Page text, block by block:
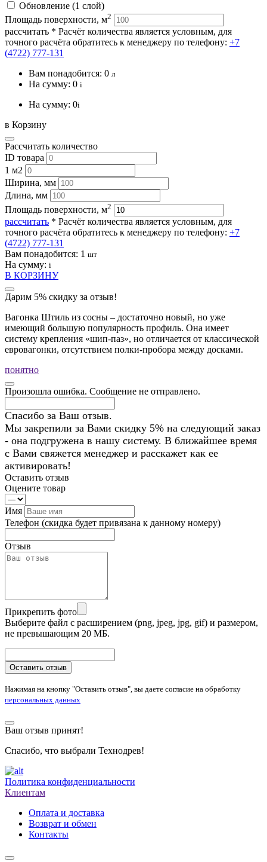
Обновление (1 слой)
Площадь поверхности, м2
рассчитать * Расчёт количества является условным, для
точного расчёта обратитесь к менеджеру по телефону: +7
(4722) 777-131
Вам понадобится: 0 л
На сумму: 0 i
На сумму: 0i
в Корзину
Рассчитать количество
ID товара
1 м2
Ширина, мм
Длина, мм
Площадь поверхности, м2
рассчитать * Расчёт количества является условным, для
точного расчёта обратитесь к менеджеру по телефону: +7
(4722) 777-131
Вам понадобится: 1 шт
На сумму: i
В КОРЗИНУ
Дарим 5% скидку за отзыв!
Вагонка Штиль из сосны – достаточно новый, но уже
имеющий большую популярность профиль. Она имеет
систему крепления «шип-паз», но отличается от классической
евровагонки, отсутствием полки-пробора между досками.
понятно
Произошла ошибка. Сообщение не отправлено.
Спасибо за Ваш отзыв.
Мы закрепили за Вами скидку 5% на следующий заказ
- она подгружена в нашу систему. В ближайшее время
с Вами свяжется менеджер и расскажет как ее
активировать!
Оставить отзыв
Оцените товар
Имя
Телефон (скидка будет привязана к данному номеру)
Отзыв
Прикрепить фото
Выберите файл с расширением (png, jpeg, jpg, gif) и размером,
не превышающим 20 МБ.
Оставить отзыв
Нажимая на кнопку "Оставить отзыв", вы даете согласие на обработку
персональных данных
Ваш отзыв принят!
Спасибо, что выбрали Технодрев!
Политика конфиденциальности
Клиентам
Оплата и доставка
Возврат и обмен
Контакты